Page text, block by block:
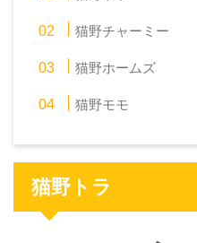
猫野チャーミー
猫野ホームズ
猫野モモ
猫野トラ